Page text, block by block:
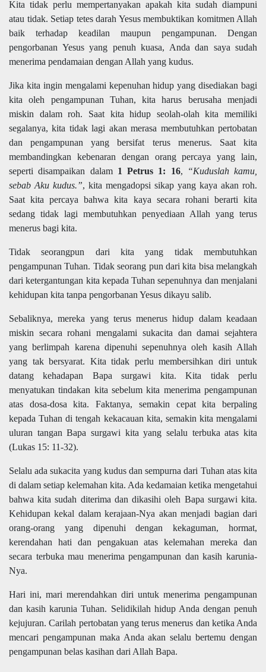
Kita tidak perlu mempertanyakan apakah kita sudah diampuni
atau tidak. Setiap tetes darah Yesus membuktikan komitmen Allah
baik terhadap keadilan maupun pengampunan. Dengan
pengorbanan Yesus yang penuh kuasa, Anda dan saya sudah
menerima pendamaian dengan Allah yang kudus.
Jika kita ingin mengalami kepenuhan hidup yang disediakan bagi
kita oleh pengampunan Tuhan, kita harus berusaha menjadi
miskin dalam roh. Saat kita hidup seolah-olah kita memiliki
segalanya, kita tidak lagi akan merasa membutuhkan pertobatan
dan pengampunan yang bersifat terus menerus. Saat kita
membandingkan kebenaran dengan orang percaya yang lain,
seperti disampaikan dalam 1 Petrus 1: 16,
“Kuduslah kamu,
sebab Aku kudus.”, kita mengadopsi sikap yang kaya akan roh.
Saat kita percaya bahwa kita kaya secara rohani berarti kita
sedang tidak lagi membutuhkan penyediaan Allah yang terus
menerus bagi kita.
Tidak seorangpun dari kita yang tidak membutuhkan
pengampunan Tuhan. Tidak seorang pun dari kita bisa melangkah
dari ketergantungan kita kepada Tuhan sepenuhnya dan menjalani
kehidupan kita tanpa pengorbanan Yesus dikayu salib.
Sebaliknya, mereka yang terus menerus hidup dalam keadaan
miskin secara rohani mengalami sukacita dan damai sejahtera
yang berlimpah karena dipenuhi sepenuhnya oleh kasih Allah
yang tak bersyarat. Kita tidak perlu membersihkan diri untuk
datang kehadapan Bapa surgawi kita. Kita tidak perlu
menyatukan tindakan kita sebelum kita menerima pengampunan
atas dosa-dosa kita. Faktanya, semakin cepat kita berpaling
kepada Tuhan di tengah kekacauan kita, semakin kita mengalami
uluran tangan Bapa surgawi kita yang selalu terbuka atas kita
(Lukas 15: 11-32).
Selalu ada sukacita yang kudus dan sempurna dari Tuhan atas kita
di dalam setiap kelemahan kita. Ada kedamaian ketika mengetahui
bahwa kita sudah diterima dan dikasihi oleh Bapa surgawi kita.
Kehidupan kekal dalam kerajaan-Nya akan menjadi bagian dari
orang-orang yang dipenuhi dengan kekaguman, hormat,
kerendahan hati dan pengakuan atas kelemahan mereka dan
secara terbuka mau menerima pengampunan dan kasih karunia-
Nya.
Hari ini, mari merendahkan diri untuk menerima pengampunan
dan kasih karunia Tuhan. Selidikilah hidup Anda dengan penuh
kejujuran. Carilah pertobatan yang terus menerus dan ketika Anda
mencari pengampunan maka Anda akan selalu bertemu dengan
pengampunan belas kasihan dari Allah Bapa.